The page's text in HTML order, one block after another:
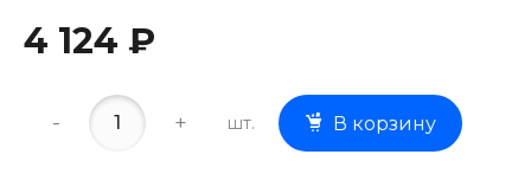
4 124 ₽
- + шт. В корзину